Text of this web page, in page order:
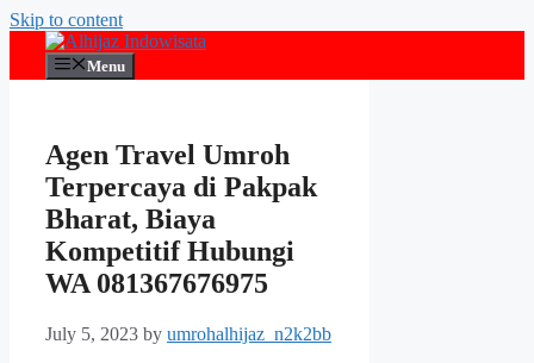
Skip to content
Menu
Agen Travel Umroh
Terpercaya di Pakpak
Bharat, Biaya
Kompetitif Hubungi
WA 081367676975
July 5, 2023 by umrohalhijaz_n2k2bb